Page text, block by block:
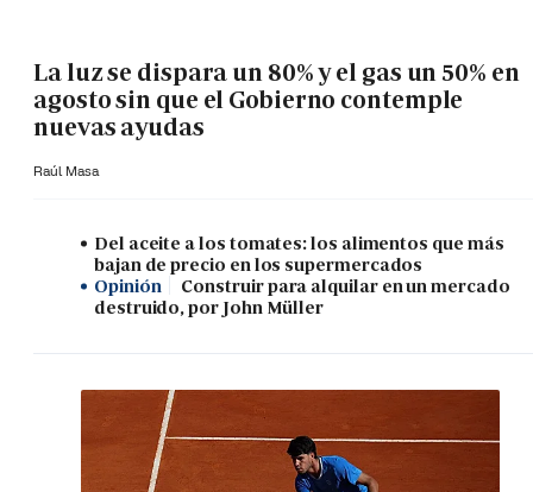
La luz se dispara un 80% y el gas un 50% en
agosto sin que el Gobierno contemple
nuevas ayudas
Raúl Masa
Del aceite a los tomates: los alimentos que más
bajan de precio en los supermercados
Opinión
Construir para alquilar en un mercado
destruido, por John Müller